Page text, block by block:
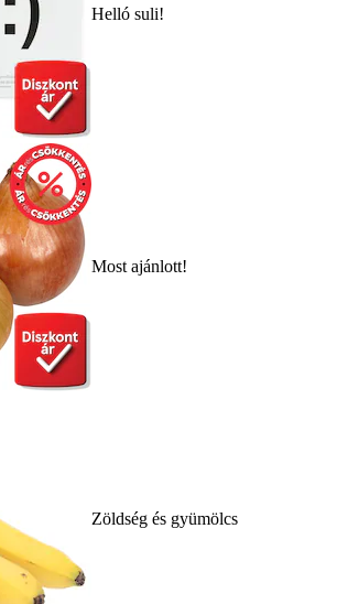
Helló suli!
Most ajánlott!
Zöldség és gyümölcs